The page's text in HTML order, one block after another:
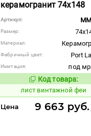
керамогранит 74x148
Артикул:
Размер:
Материал:
Фабричный цвет: Port
Имитация:
под
Код
876988Код товара:
лист винтажной феи
Цена 9 663